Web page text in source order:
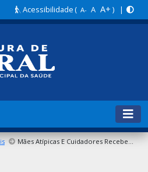
Acessibilidade( A- A A+ ) |
Mães Atípicas E Cuidadores Recebem Certificados De Formação Promovida Pela Secretaria Da Saúde De Sobral